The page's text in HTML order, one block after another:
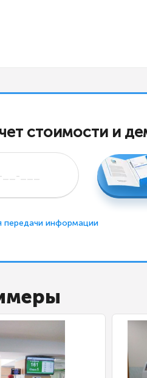
стоимости и
передачи информации